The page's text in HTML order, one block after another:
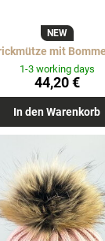
NEW
mit
1-3 working days
44,20 €
In den Warenkorb